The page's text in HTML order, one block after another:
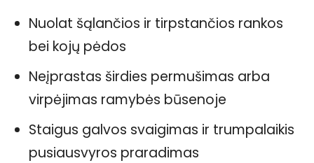
Nuolat šąlančios ir tirpstančios rankos
bei kojų pėdos
Neįprastas širdies permušimas arba
virpėjimas ramybės būsenoje
Staigus galvos svaigimas ir trumpalaikis
pusiausvyros praradimas